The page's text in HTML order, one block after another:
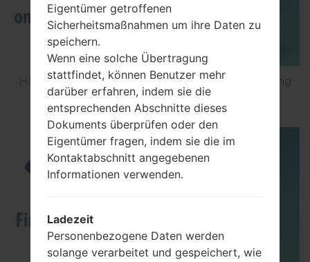
How to Factory Reset through code on Samsung
GT-S5560?
Eigentümer getroffenen
Sicherheitsmaßnahmen um ihre Daten zu
speichern.
Wenn eine solche Übertragung
stattfindet, können Benutzer mehr
darüber erfahren, indem sie die
entsprechenden Abschnitte dieses
Dokuments überprüfen oder den
Eigentümer fragen, indem sie die im
Kontaktabschnitt angegebenen
Informationen verwenden.
Ladezeit
Personenbezogene Daten werden
solange verarbeitet und gespeichert, wie